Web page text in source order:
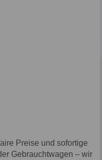
Preise und sofortige
Gebrauchtwagen – wir